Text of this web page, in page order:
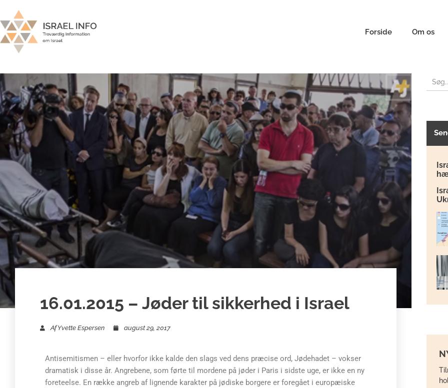
Forside Om os
16.01.2015 – Jøder til sikkerhed i Israel
AfYvette Espersen august 29, 2017
Antisemitismen – eller hvorfor ikke kalde den slags ved dens præcise ord, Jødehadet – vokser
dramatisk i disse år. Angrebene, som førte til mordene på jøder i Paris i sidste uge, er ikke en ny
foreteelse. En række angreb af lignende karakter på jødiske borgere er foregået i europæiske